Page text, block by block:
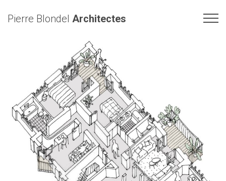
Pierre Blondel Architectes